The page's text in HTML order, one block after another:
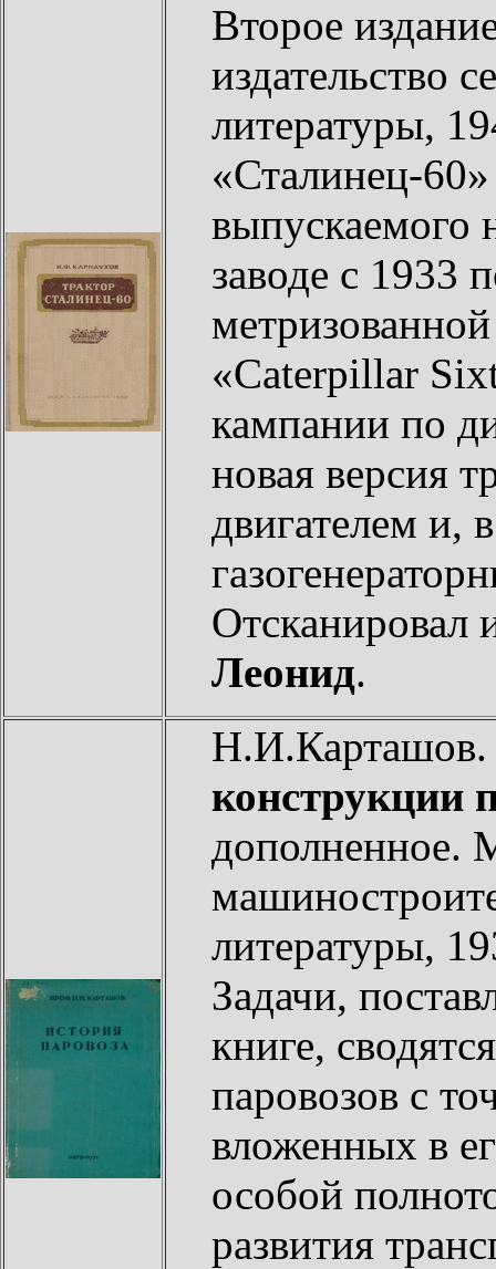
Второе
издательство
литературы,
«Сталинец-
выпускаемого
заводе с 1933
«Caterpillar
кампании по
новая версия
двигателем и,
Отсканировал
Леонид.
конструкции
дополненное.
литературы,
Задачи,
книге,
паровозов с
вложенных в
особой
развития